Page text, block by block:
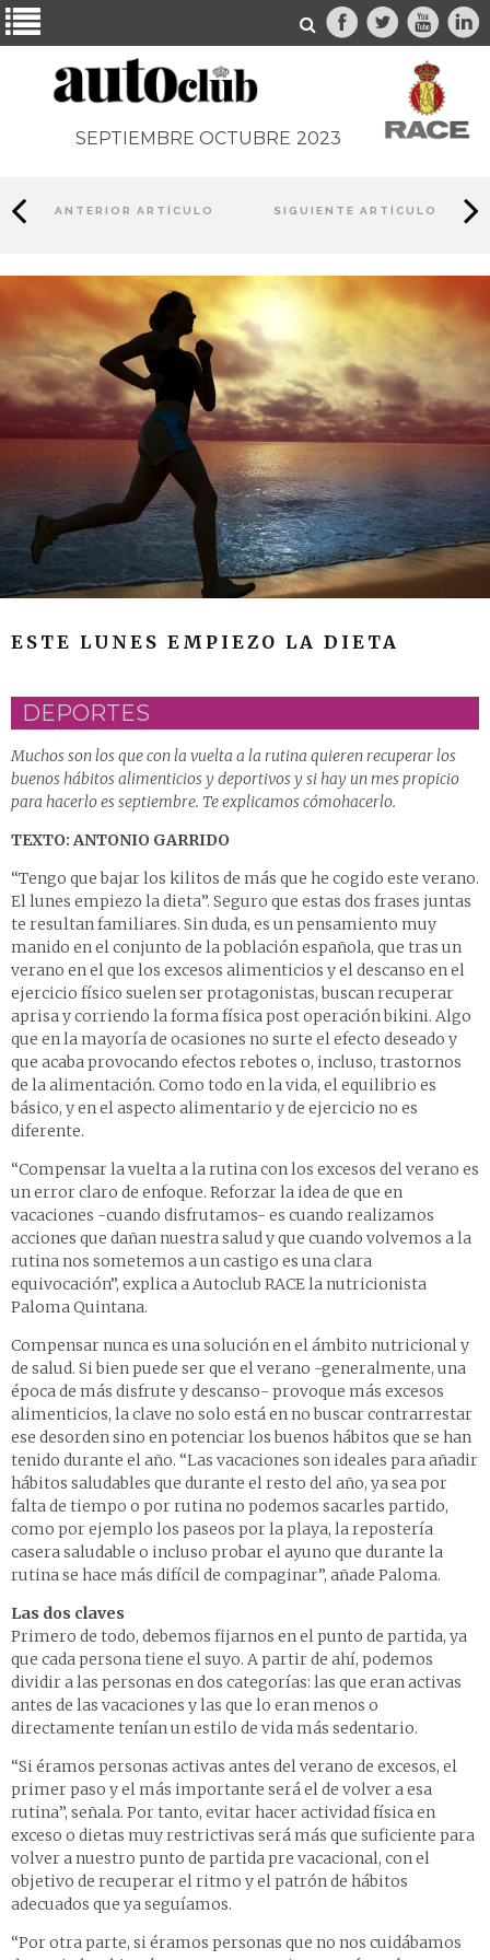
SEPTIEMBRE OCTUBRE 2023
ANTERIOR ARTÍCULO SIGUIENTE ARTÍCULO
ESTE LUNES EMPIEZO LA DIETA
DEPORTES
Muchos son los que con la vuelta a la rutina quieren recuperar los
buenos hábitos alimenticios y deportivos y si hay un mes propicio
para hacerlo es septiembre. Te explicamos cómohacerlo.
TEXTO: ANTONIO GARRIDO
“Tengo que bajar los kilitos de más que he cogido este verano.
El lunes empiezo la dieta”. Seguro que estas dos frases juntas
te resultan familiares. Sin duda, es un pensamiento muy
manido en el conjunto de la población española, que tras un
verano en el que los excesos alimenticios y el descanso en el
ejercicio físico suelen ser protagonistas, buscan recuperar
aprisa y corriendo la forma física post operación bikini. Algo
que en la mayoría de ocasiones no surte el efecto deseado y
que acaba provocando efectos rebotes o, incluso, trastornos
de la alimentación. Como todo en la vida, el equilibrio es
básico, y en el aspecto alimentario y de ejercicio no es
diferente.
“Compensar la vuelta a la rutina con los excesos del verano es
un error claro de enfoque. Reforzar la idea de que en
vacaciones -cuando disfrutamos- es cuando realizamos
acciones que dañan nuestra salud y que cuando volvemos a la
rutina nos sometemos a un castigo es una clara
equivocación”, explica a Autoclub RACE la nutricionista
Paloma Quintana.
Compensar nunca es una solución en el ámbito nutricional y
de salud. Si bien puede ser que el verano -generalmente, una
época de más disfrute y descanso- provoque más excesos
alimenticios, la clave no solo está en no buscar contrarrestar
ese desorden sino en potenciar los buenos hábitos que se han
tenido durante el año. “Las vacaciones son ideales para añadir
hábitos saludables que durante el resto del año, ya sea por
falta de tiempo o por rutina no podemos sacarles partido,
como por ejemplo los paseos por la playa, la repostería
casera saludable o incluso probar el ayuno que durante la
rutina se hace más difícil de compaginar”, añade Paloma.
Las dos claves
Primero de todo, debemos fijarnos en el punto de partida, ya
que cada persona tiene el suyo. A partir de ahí, podemos
dividir a las personas en dos categorías: las que eran activas
antes de las vacaciones y las que lo eran menos o
directamente tenían un estilo de vida más sedentario.
“Si éramos personas activas antes del verano de excesos, el
primer paso y el más importante será el de volver a esa
rutina”, señala. Por tanto, evitar hacer actividad física en
exceso o dietas muy restrictivas será más que suficiente para
volver a nuestro punto de partida pre vacacional, con el
objetivo de recuperar el ritmo y el patrón de hábitos
adecuados que ya seguíamos.
“Por otra parte, si éramos personas que no nos cuidábamos